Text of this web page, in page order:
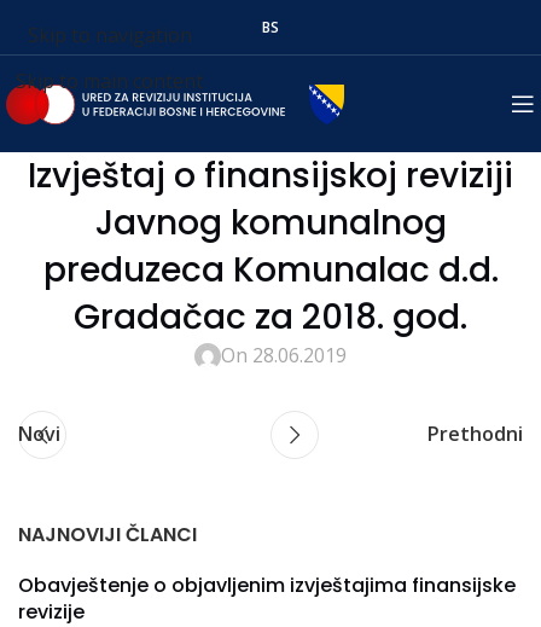
Skip to navigation
Skip to main content
BS
Izvještaj o finansijskoj reviziji
Javnog komunalnog
preduzeca Komunalac d.d.
Gradačac za 2018. god.
On 28.06.2019
Novi Prethodni
NAJNOVIJI ČLANCI
Obavještenje o objavljenim izvještajima finansijske
revizije